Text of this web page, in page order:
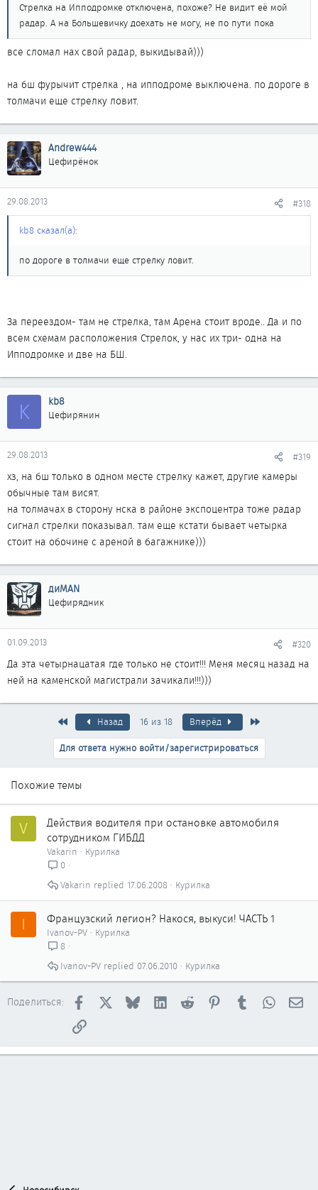
Стрелка на Ипподромке отключена, похоже? Не видит её мой
радар. А на Большевичку доехать не могу, не по пути пока
все сломал нах свой радар, выкидывай)))
на бш фурычит стрелка , на ипподроме выключена. по дороге в
толмачи еще стрелку ловит.
Andrew444
Цефирёнок
29.08.2013 #318
kb8 сказал(а):
по дороге в толмачи еще стрелку ловит.
За переездом- там не стрелка, там Арена стоит вроде.. Да и по
всем схемам расположения Стрелок, у нас их три- одна на
Ипподромке и две на БШ.
K kb8
Цефирянин
29.08.2013 #319
хз, на бш только в одном месте стрелку кажет, другие камеры
обычные там висят.
на толмачах в сторону нска в районе экспоцентра тоже радар
сигнал стрелки показывал. там еще кстати бывает четырка
стоит на обочине с ареной в багажнике)))
диMAN
Цефирядник
01.09.2013 #320
Да эта четырнацатая где только не стоит!!! Меня месяц назад на
ней на каменской магистрали зачикали!!!)))
ПервыйНазад 16 из 18 Вперёд
Для ответа нужно войти/зарегистрироваться
Похожие темы
V
Действия водителя при остановке автомобиля
сотрудником ГИБДД
Vakarin
Курилка
0
Курилка
17.06.2008
Vakarin
I Французский легион? Накося, выкуси! ЧАСТЬ 1
Ivanov-PV
Курилка
8
Курилка
07.06.2010
Ivanov-PV
Поделиться: Facebook BlueskyLinkedInReddit PinterestTumblr
Ссылка